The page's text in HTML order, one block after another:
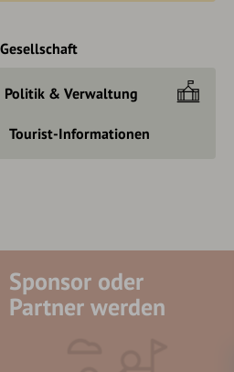
Gesellschaft
Politik & Verwaltung
Tourist-Informationen
Sponsor oder
Partner werden